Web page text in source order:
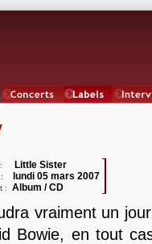
: Little Sister
: lundi 05 mars 2007
: Album / CD
vraiment un
Bowie, en tout